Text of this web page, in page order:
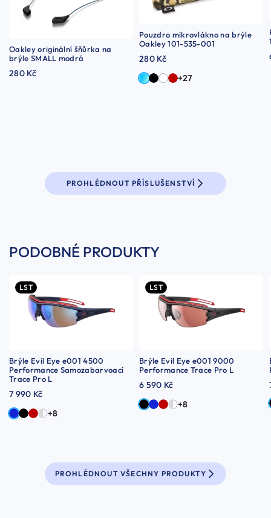
Oakley originální šňůrka na
brýle SMALL modrá
280 Kč
Pouzdro mikrovlákno na brýle
Oakley 101-535-001
280 Kč
+27
PROHLÉDNOUT PŘÍSLUŠENSTVÍ
PODOBNÉ PRODUKTY
LST
Brýle Evil Eye e001 4500
Performance Samozabarvoací
Trace Pro L
7 990 Kč
+8
LST
Brýle Evil Eye e001 9000
Performance Trace Pro L
6 590 Kč
+8
PROHLÉDNOUT VŠECHNY PRODUKTY